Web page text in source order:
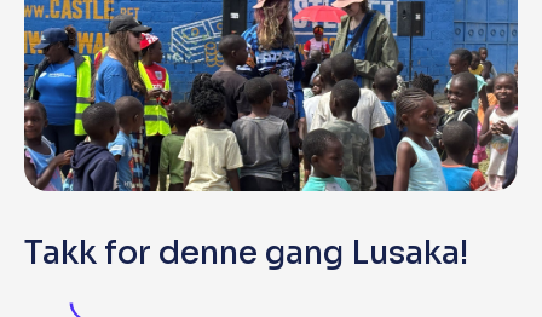
Takk for denne gang Lusaka!